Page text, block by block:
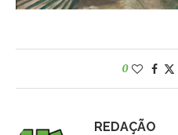
0
REDAÇÃO